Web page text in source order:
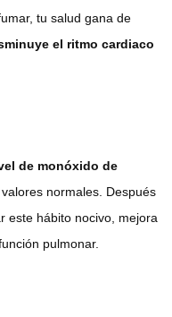
tu salud gana de
el ritmo cardiaco
de monóxido de
normales. Después
este hábito nocivo, mejora
pulmonar.